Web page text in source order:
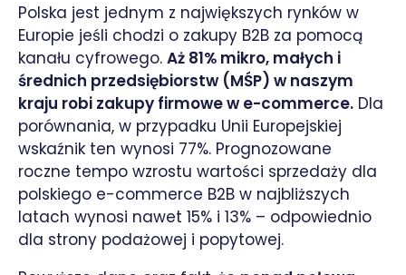
Polska jest jednym z największych rynków w
Europie jeśli chodzi o zakupy B2B za pomocą
kanału cyfrowego. Aż 81% mikro, małych i
średnich przedsiębiorstw (MŚP) w naszym
kraju robi zakupy firmowe w e-commerce. Dla
porównania, w przypadku Unii Europejskiej
wskaźnik ten wynosi 77%. Prognozowane
roczne tempo wzrostu wartości sprzedaży dla
polskiego e-commerce B2B w najbliższych
latach wynosi nawet 15% i 13% – odpowiednio
dla strony podażowej i popytowej.